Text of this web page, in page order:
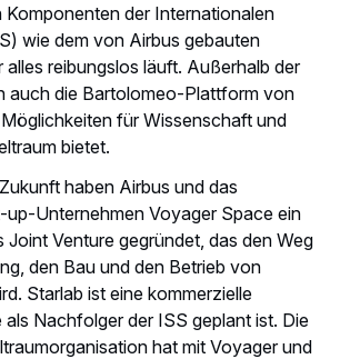
Komponenten der Internationalen
wie dem von Airbus gebauten
reibungslos läuft. Außerhalb der
auch die Bartolomeo-Plattform von
für Wissenschaft und
bietet.
haben Airbus und das
Unternehmen Voyager Space ein
Joint Venture gegründet, das den Weg
den Bau und den Betrieb von
Starlab ist eine kommerzielle
als Nachfolger der ISS geplant ist. Die
hat mit Voyager und